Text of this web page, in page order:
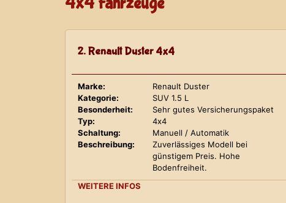
2. Renault Duster 4x4
Marke:
Renault Duster
Kategorie:
SUV 1.5 L
Besonderheit:
Sehr gutes Versicherungspaket
Typ:
4x4
Schaltung:
Manuell / Automatik
Beschreibung:
Zuverlässiges Modell bei
günstigem Preis. Hohe
Bodenfreiheit.
WEITERE INFOS